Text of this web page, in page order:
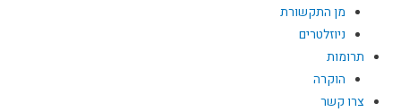
מן התקשורת
ניוזלטרים
תרומות
הוקרה
צרו קשר